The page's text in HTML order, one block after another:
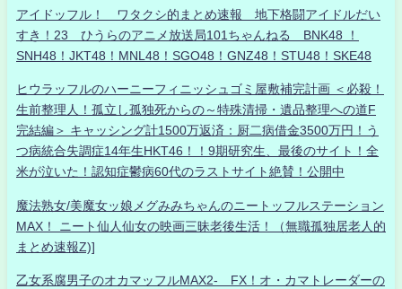
アイドッフル！ ワタクシ的まとめ速報 地下格闘アイドルだい
すき！23 ひうらのアニメ放送局101ちゃんねる BNK48 ！
SNH48！JKT48！MNL48！SGO48！GNZ48！STU48！SKE48
ヒウラッフルのハーニーフィニッシュゴミ屋敷補完計画 ＜必殺！
生前整理人！孤立し孤独死からの～特殊清掃・遺品整理への道F
完結編＞ キャッシング計1500万返済：厨二病借金3500万円！う
つ病統合失調症14年生HKT46！！9期研究生、最後のサイト！全
米が泣いた！認知症鬱病60代のラストサイト絶賛！公開中
魔法熟女/美魔女ッ娘メグみみちゃんのニートッフルステーション
MAX！ ニート仙人仙女の映画三昧老後生活！（無職孤独居老人的
まとめ速報Z)]
乙女系腐男子のオカマッフルMAX2- FX！オ・カマトレーダーの